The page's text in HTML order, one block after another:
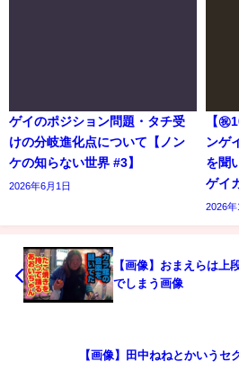
ゲイのポジション問題・タチ受
けの分岐進化点について【ノン
ケの知らない世界 #3】
2026年6月1日
【㊗️
ンゲ
を聞
ゲイ
2026年
【画像】おまえらは上
でしまう画像
【画像】田中ねねとかいうセ